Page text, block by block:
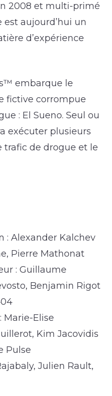
2008 et multi-primé
est aujourd’hui un
d’expérience
embarque le
fictive corrompue
: El Sueno. Seul ou
exécuter plusieurs
trafic de drogue et le
: Alexander Kalchev
Pierre Mathonat
: Guillaume
Benjamin Rigot
Marie-Elise
Kim Jacovidis
Pulse
Julien Rault,